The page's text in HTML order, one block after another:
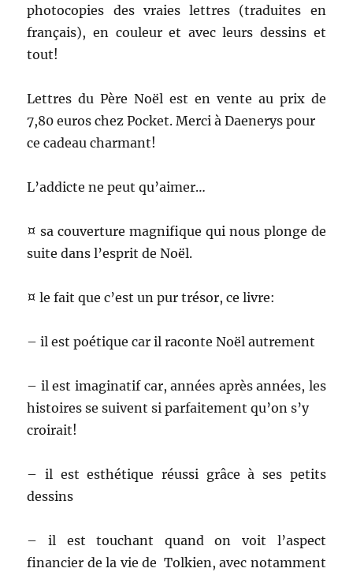
photocopies des vraies lettres (traduites en
français), en couleur et avec leurs dessins et
tout!
Lettres du Père Noël est en vente au prix de
7,80 euros chez Pocket. Merci à Daenerys pour
ce cadeau charmant!
L’addicte ne peut qu’aimer…
¤ sa couverture magnifique qui nous plonge de
suite dans l’esprit de Noël.
¤ le fait que c’est un pur trésor, ce livre:
– il est poétique car il raconte Noël autrement
– il est imaginatif car, années après années, les
histoires se suivent si parfaitement qu’on s’y
croirait!
– il est esthétique réussi grâce à ses petits
dessins
– il est touchant quand on voit l’aspect
financier de la vie de Tolkien, avec notamment